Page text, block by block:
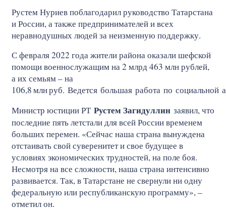
Рустем Нуриев поблагодарил руководство Татарстана
и России, а также предпринимателей и всех
неравнодушных людей за неизменную поддержку.
С февраля 2022 года жители района оказали шефской
помощи военнослужащим на 2 млрд 463 млн рублей,
а их семьям – на
106,8млнруб. Ведется большая работа по
Министр юстиции РТ Рустем Загидуллин заявил, что
последние пять летстали для всей России временем
больших перемен. «Сейчас наша страна вынуждена
отстаивать свой суверенитет и свое будущее в
условиях экономических трудностей, на поле боя.
Несмотря на все сложности, наша страна интенсивно
развивается. Так, в Татарстане не свернули ни одну
федеральную или республиканскую программу», –
отметил он.